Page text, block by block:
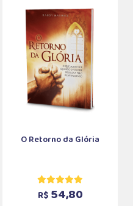
O Retorno da Glória
R$ 54,80